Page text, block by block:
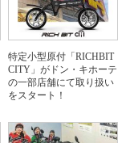
特定小型原付「RICHBIT
CITY」がドン・キホーテ
の一部店舗にて取り扱い
をスタート！